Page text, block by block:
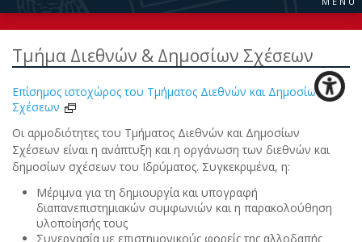
Τμήμα Διεθνών & Δημοσίων Σχέσεων
Επίσημος ιστοχώρος του Τμήματος Διεθνών και Δημοσίων
Σχέσεων
Οι αρμοδιότητες του Τμήματος Διεθνών και Δημοσίων
Σχέσεων είναι η ανάπτυξη και η οργάνωση των διεθνών και
δημοσίων σχέσεων του Ιδρύματος. Συγκεκριμένα, η:
Μέριμνα για τη δημιουργία και υπογραφή
διαπανεπιστημιακών συμφωνιών και η παρακολούθηση
υλοποίησής τους
Συνεργασία με επιστημονικούς φορείς της αλλοδαπής